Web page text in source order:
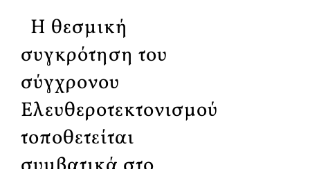
Η θεσμική
συγκρότηση του
σύγχρονου
Ελευθεροτεκτονισμού
τοποθετείται